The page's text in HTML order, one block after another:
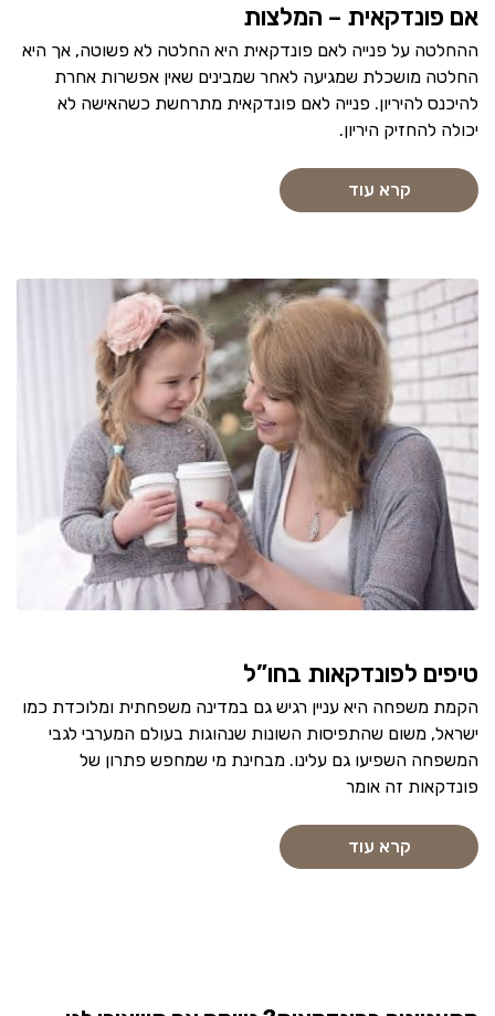
אם פונדקאית – המלצות
ההחלטה על פנייה לאם פונדקאית היא החלטה לא פשוטה, אך היא
החלטה מושכלת שמגיעה לאחר שמבינים שאין אפשרות אחרת
להיכנס להיריון. פנייה לאם פונדקאית מתרחשת כשהאישה לא
יכולה להחזיק היריון.
קרא עוד
טיפים לפונדקאות בחו”ל
הקמת משפחה היא עניין רגיש גם במדינה משפחתית ומלוכדת כמו
ישראל, משום שהתפיסות השונות שנהוגות בעולם המערבי לגבי
המשפחה השפיעו גם עלינו. מבחינת מי שמחפש פתרון של
פונדקאות זה אומר
קרא עוד